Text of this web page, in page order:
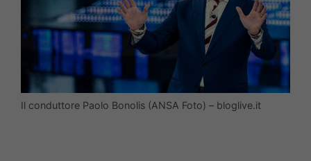
Il conduttore Paolo Bonolis (ANSA Foto) – bloglive.it